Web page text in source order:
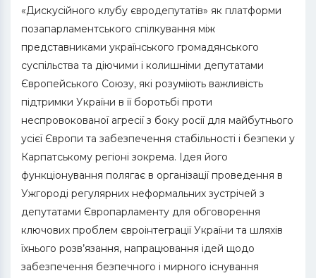
«Дискусійного клубу євродепутатів» як платформи
позапарламентського спілкування між
представниками українського громадянського
суспільства та діючими і колишніми депутатами
Європейського Союзу, які розуміють важливість
підтримки України в її боротьбі проти
неспровокованої агресії з боку росії для майбутнього
усієї Європи та забезпечення стабільності і безпеки у
Карпатському регіоні зокрема. Ідея його
функціонування полягає в організації проведення в
Ужгороді регулярних неформальних зустрічей з
депутатами Європарламенту для обговорення
ключових проблем євроінтеграції України та шляхів
їхнього розв’язання, напрацювання ідей щодо
забезпечення безпечного і мирного існування